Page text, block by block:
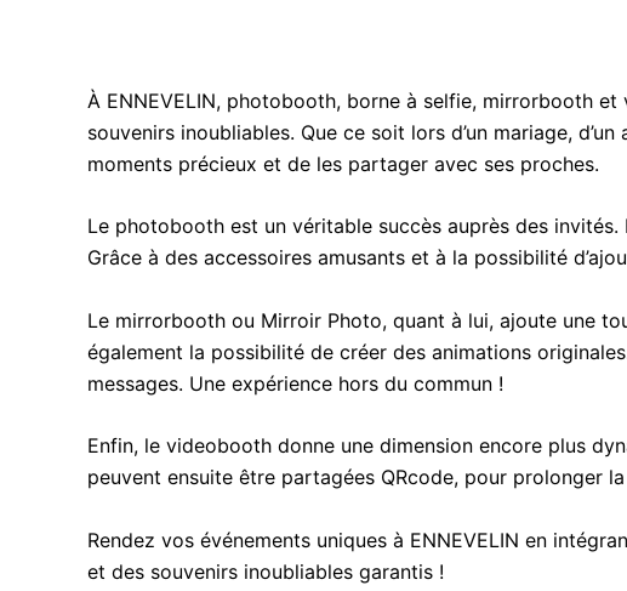
À ENNEVELIN, photobooth, borne à selfie, mirrorbooth
souvenirs inoubliables. Que ce soit lors d’un mariage,
moments précieux et de les partager avec ses proches.
Le photobooth est un véritable succès auprès des
Grâce à des accessoires amusants et à la possibilité
Le mirrorbooth ou Mirroir Photo, quant à lui, ajoute une
également la possibilité de créer des animations
messages. Une expérience hors du commun !
Enfin, le videobooth donne une dimension encore plus
peuvent ensuite être partagées QRcode, pour prolonger la
Rendez vos événements uniques à ENNEVELIN en
et des souvenirs inoubliables garantis !